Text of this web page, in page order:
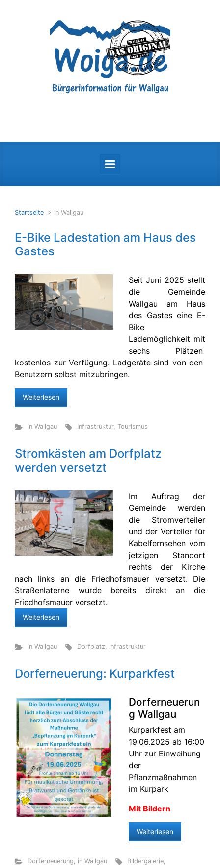
Startseite in Wallgau
E-Bike Ladestation am Haus des
Gastes
Seit Juni 2025 stellt
die Gemeinde
Wallgau am Haus
des Gastes eine E-
Bike
Lademöglichkeit mit
sechs Plätzen
kostenlos zur Verfügung. Ladgeräte sind von den
Benutzern selbst mitzubringen.
Weiterlesen
in Wallgau Infrastruktur,Tourismus
Stromkästen am Dorfplatz
werden versetzt
Im Auftrag der
Gemeinde werden
die Stromverteiler
und der Verteiler für
Kabelfernsehen vom
jetzigen Standort
rechts der Kirche
nach links an die Friedhofsmauer versetzt. Die
Straßenlaterne wurde bereits direkt an die
Friedhofsmauer versetzt.
Weiterlesen
in Wallgau Dorfplatz, Infrastruktur
Dorferneuerung: Kurparkfest
Dorferneuerun
g Wallgau
Kurparkfest am
19.06.2025 ab 16:00
Uhr zur Einweihung
der
Pflanzmaßnahmen
im Kurpark
Mit Bildern
Weiterlesen
Dorferneuerung, in Wallgau Bildergalerie,